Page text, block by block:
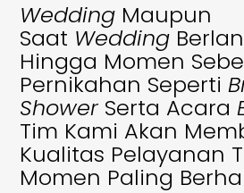
Wedding Maupun
Saat Wedding
Hingga Momen
Pernikahan Seperti
ShowerSerta Acara
Tim Kami Akan
Kualitas Pelayanan
Momen Paling